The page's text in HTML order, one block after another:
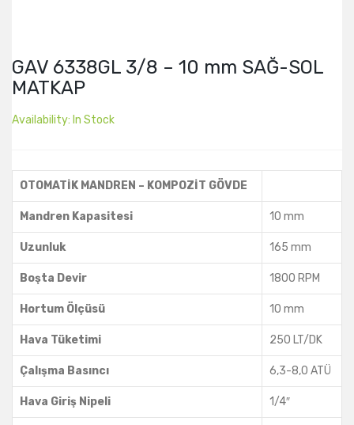
GAV 6338GL 3/8 – 10 mm SAĞ-SOL
MATKAP
Availability: In Stock
OTOMATİK MANDREN – KOMPOZİT GÖVDE
Mandren Kapasitesi 10 mm
Uzunluk 165 mm
Boşta Devir 1800 RPM
Hortum Ölçüsü 10 mm
Hava Tüketimi 250 LT/DK
Çalışma Basıncı 6,3-8,0 ATÜ
Hava Giriş Nipeli 1/4″